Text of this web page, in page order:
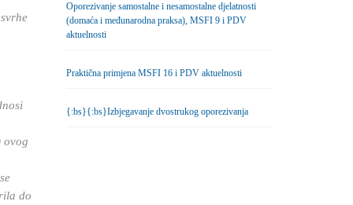
ovog
do
Oporezivanje samostalne i nesamostalne djelatnosti
(domaća i međunarodna praksa), MSFI 9 i PDV
aktuelnosti
Praktična primjena MSFI 16 i PDV aktuelnosti
{:bs}{:bs}Izbjegavanje dvostrukog oporezivanja